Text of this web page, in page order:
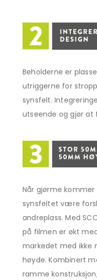
Beholderne er
utriggerne for
synsfelt.
utseende og gjør at
Når gjørme
synsfeltet være
andreplass. Med
på filmen er økt
markedet med ikke
høyde. Kombinert
ramme